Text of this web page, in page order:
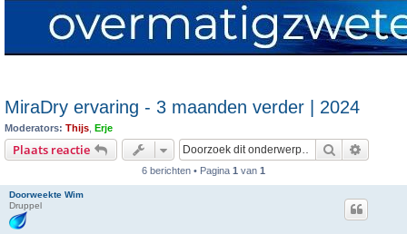
MiraDry ervaring - 3 maanden verder | 2024
Moderators: Thijs Erje
Plaats reactie Zoek
6 berichten • Pagina 1 van 1
Doorweekte Wim
Druppel